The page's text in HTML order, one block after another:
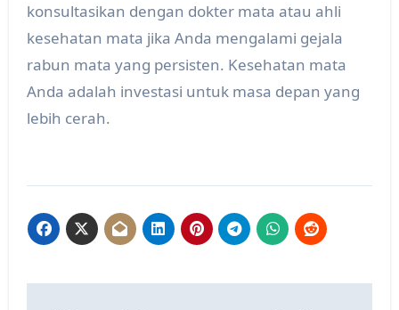
konsultasikan dengan dokter mata atau ahli
kesehatan mata jika Anda mengalami gejala
rabun mata yang persisten. Kesehatan mata
Anda adalah investasi untuk masa depan yang
lebih cerah.